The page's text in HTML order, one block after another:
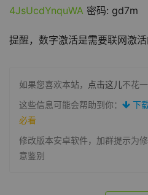
4JsUcdYnquWA 密码: gd7m
提醒，数字激活是需要联网激
如果您喜欢本站， 点击这儿不花
这些信息可能会帮助到你：
下
必看
修改版本安卓软件，加群提示为修
意鉴别